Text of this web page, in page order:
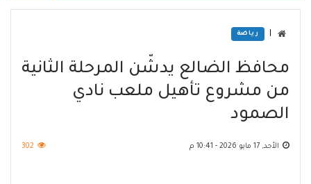
رياضة
محافظ الضالع يدشّن المرحلة الثانية
من مشروع تأهيل ملعب نادي
الصمود
الأحد, 17 مايو 2026 - 10:41 م 302